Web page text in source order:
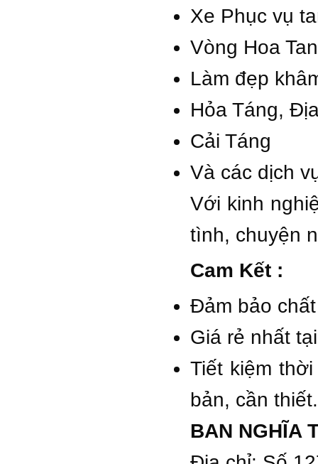
Xe Phục vụ
Vòng Hoa
Làm đẹp
Hỏa Táng,
Cải Táng
Và các dịch
Với kinh
tình, chuyện
Cam Kết :
Đảm bảo
Giá rẻ nhất
Tiết kiệm
bản, cần thiết.
BAN NGHĨA